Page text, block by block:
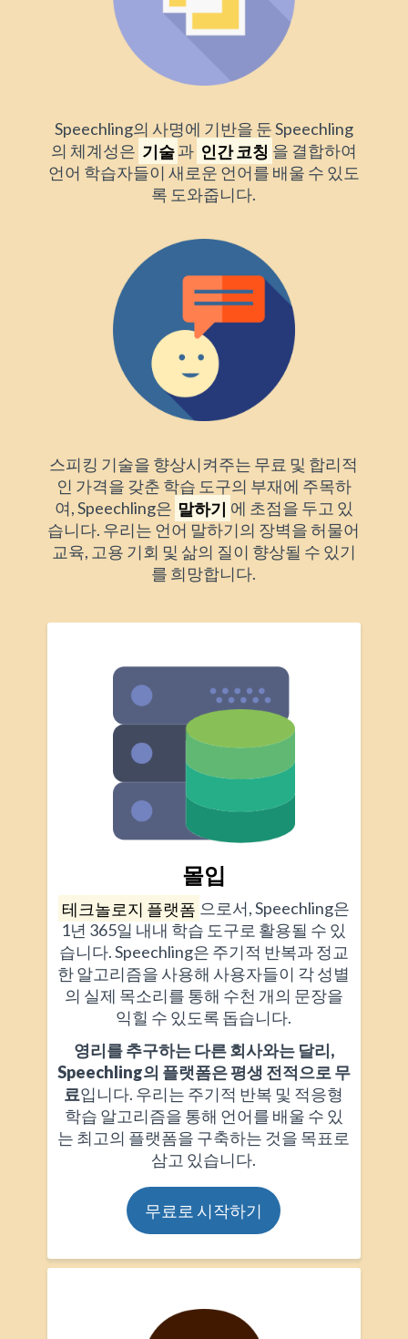
Speechling의 사명에 기반을 둔 Speechling
의 체계성은 기술과 인간 코칭 을 결합하여
언어 학습자들이 새로운 언어를 배울 수 있도
록 도와줍니다.
스피킹 기술을 향상시켜주는 무료 및 합리적
인 가격을 갖춘 학습 도구의 부재에 주목하
여, Speechling은 말하기 에 초점을 두고 있
습니다. 우리는 언어 말하기의 장벽을 허물어
교육, 고용 기회 및 삶의 질이 향상될 수 있기
를 희망합니다.
몰입
테크놀로지 플랫폼 으로서, Speechling은
1년 365일 내내 학습 도구로 활용될 수 있
습니다. Speechling은 주기적 반복과 정교
한 알고리즘을 사용해 사용자들이 각 성별
의 실제 목소리를 통해 수천 개의 문장을
익힐 수 있도록 돕습니다.
영리를 추구하는 다른 회사와는 달리,
Speechling의 플랫폼은 평생 전적으로 무
료입니다. 우리는 주기적 반복 및 적응형
학습 알고리즘을 통해 언어를 배울 수 있
는 최고의 플랫폼을 구축하는 것을 목표로
삼고 있습니다.
무료로 시작하기